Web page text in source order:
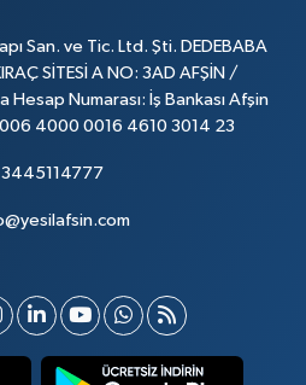
San. ve Tic. Ltd. Şti. DEDEBABA
SİTESİ A NO: 3AD AFŞİN /
Hesap Numarası: İş Bankası Afşin
4000 0016 4610 3014 23
3445114777